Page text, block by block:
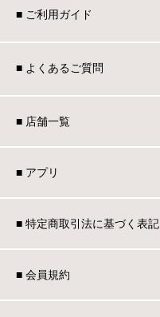
■ ご利用ガイド
■ よくあるご質問
■ 店舗一覧
■ アプリ
■ 特定商取引法に基づく表記
■ 会員規約